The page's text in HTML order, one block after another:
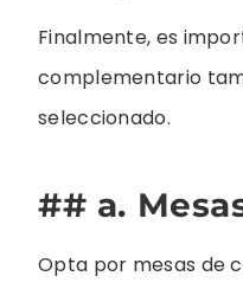
Finalmente, es
complementario
seleccionado.
## a.
Opta por mesas de